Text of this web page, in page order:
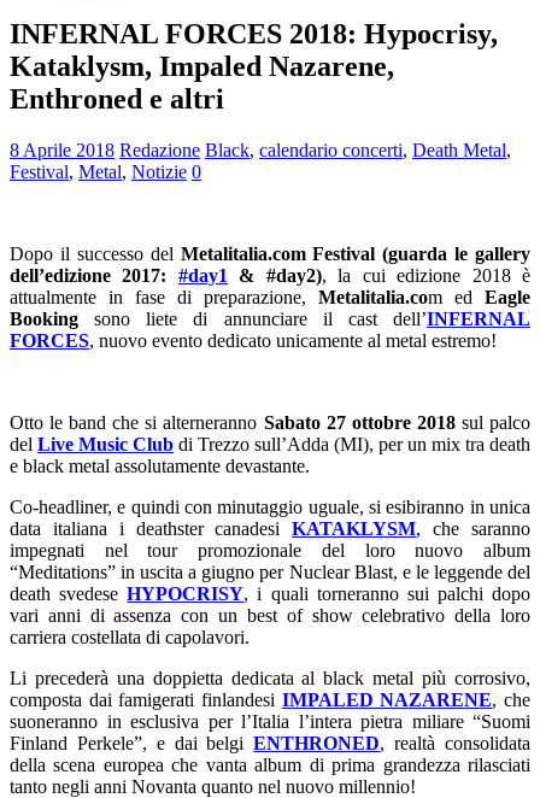
INFERNAL FORCES 2018: Hypocrisy,
Kataklysm, Impaled Nazarene,
Enthroned e altri
8 Aprile 2018 Redazione Black, calendario concerti, Death Metal,
Festival, Metal, Notizie 0
Dopo il successo del Metalitalia.com Festival (guarda le gallery
dell’edizione 2017: #day1 & #day2), la cui edizione 2018 è
attualmente in fase di preparazione, Metalitalia.com ed Eagle
Booking sono liete di annunciare il cast dell’INFERNAL
FORCES, nuovo evento dedicato unicamente al metal estremo!
Otto le band che si alterneranno Sabato 27 ottobre 2018sul palco
del Live Music Club di Trezzo sull’Adda (MI), per un mix tra death
e black metal assolutamente devastante.
Co-headliner, e quindi con minutaggio uguale, si esibiranno in unica
data italiana i deathster canadesiKATAKLYSM, che saranno
impegnati nel tour promozionale del loro nuovo album
“Meditations” in uscita a giugno per Nuclear Blast, e le leggende del
death svedeseHYPOCRISY, i quali torneranno sui palchi dopo
vari anni di assenza con un best of show celebrativo della loro
carriera costellata di capolavori.
Li precederà una doppietta dedicata al black metal più corrosivo,
composta dai famigerati finlandesi IMPALED NAZARENE, che
suoneranno in esclusiva per l’Italia l’intera pietra miliare “Suomi
Finland Perkele”, e dai belgiENTHRONED, realtà consolidata
della scena europea che vanta album di prima grandezza rilasciati
tanto negli anni Novanta quanto nel nuovo millennio!